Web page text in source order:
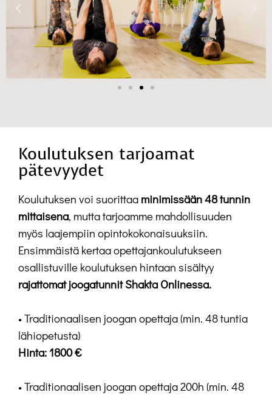
Koulutuksen tarjoamat
pätevyydet
Koulutuksen voi suorittaa minimissään 48 tunnin
mittaisena, mutta tarjoamme mahdollisuuden
myös laajempiin opintokokonaisuuksiin.
Ensimmäistä kertaa opettajankoulutukseen
osallistuville koulutuksen hintaan sisältyy
rajattomat joogatunnit Shakta Onlinessa.
• Traditionaalisen joogan opettaja (min. 48 tuntia
lähiopetusta)
Hinta: 1800 €
• Traditionaalisen joogan opettaja 200h (min. 48